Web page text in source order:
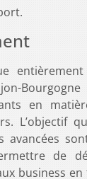
entièrement
en
L’objectif
avancées
de
business